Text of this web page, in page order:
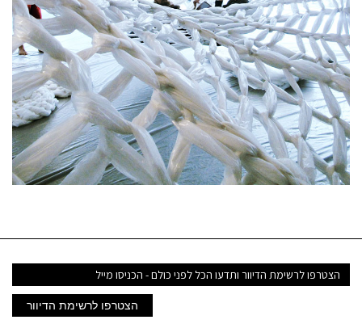
דואר
אלקטרוני
הצטרפו לרשימת הדיוור